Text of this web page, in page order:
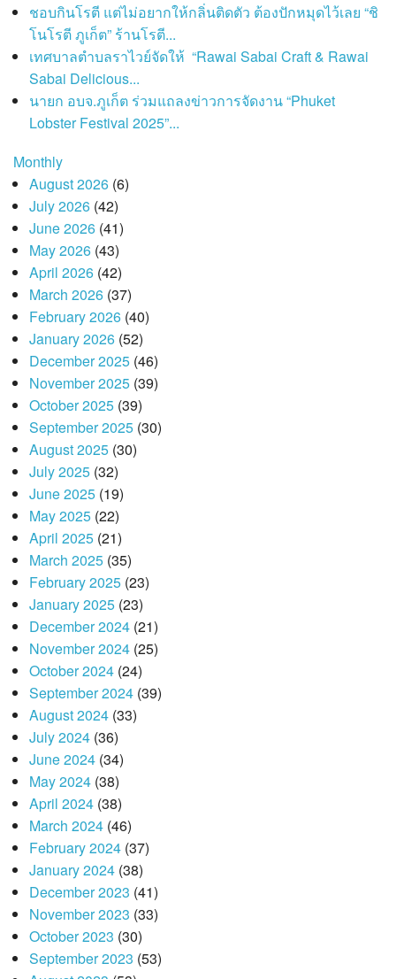
ชอบกินโรตี แต่ไม่อยากให้กลิ่นติดตัว ต้องปักหมุดไว้เลย “ชิ
โนโรตี ภูเก็ต” ร้านโรตี...
เทศบาลตำบลราไวย์จัดให้ “Rawai Sabai Craft & Rawai
Sabai Delicious...
นายก อบจ.ภูเก็ต ร่วมแถลงข่าวการจัดงาน “Phuket
Lobster Festival 2025”...
Monthly
August 2026(6)
July 2026(42)
June 2026(41)
May 2026(43)
April 2026(42)
March 2026(37)
February 2026(40)
January 2026(52)
December 2025(46)
November 2025(39)
October 2025(39)
September 2025(30)
August 2025(30)
July 2025(32)
June 2025(19)
May 2025(22)
April 2025(21)
March 2025(35)
February 2025(23)
January 2025(23)
December 2024(21)
November 2024(25)
October 2024(24)
September 2024(39)
August 2024(33)
July 2024(36)
June 2024(34)
May 2024(38)
April 2024(38)
March 2024(46)
February 2024(37)
January 2024(38)
December 2023 (41)
November 2023 (33)
October 2023 (30)
September 2023 (53)